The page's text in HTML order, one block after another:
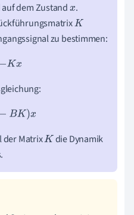
dem Zustandx .
K
zu bestimmen:
−Kx
−BK)x
der MatrixK die Dynamik